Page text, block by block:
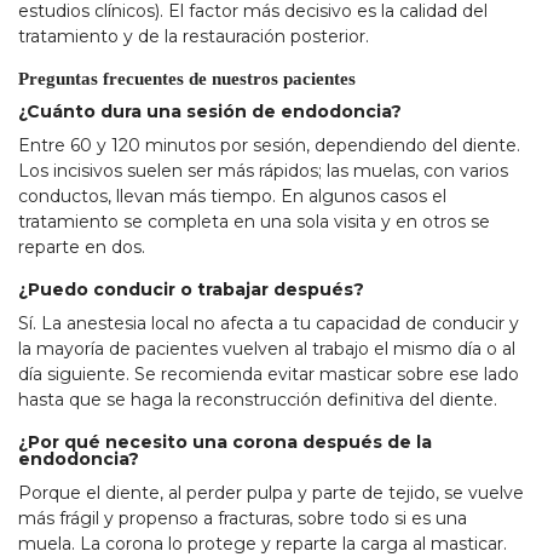
estudios clínicos). El factor más decisivo es la calidad del
tratamiento y de la restauración posterior.
Preguntas frecuentes de nuestros pacientes
¿Cuánto dura una sesión de endodoncia?
Entre 60 y 120 minutos por sesión, dependiendo del diente.
Los incisivos suelen ser más rápidos; las muelas, con varios
conductos, llevan más tiempo. En algunos casos el
tratamiento se completa en una sola visita y en otros se
reparte en dos.
¿Puedo conducir o trabajar después?
Sí. La anestesia local no afecta a tu capacidad de conducir y
la mayoría de pacientes vuelven al trabajo el mismo día o al
día siguiente. Se recomienda evitar masticar sobre ese lado
hasta que se haga la reconstrucción definitiva del diente.
¿Por qué necesito una corona después de la
endodoncia?
Porque el diente, al perder pulpa y parte de tejido, se vuelve
más frágil y propenso a fracturas, sobre todo si es una
muela. La corona lo protege y reparte la carga al masticar.